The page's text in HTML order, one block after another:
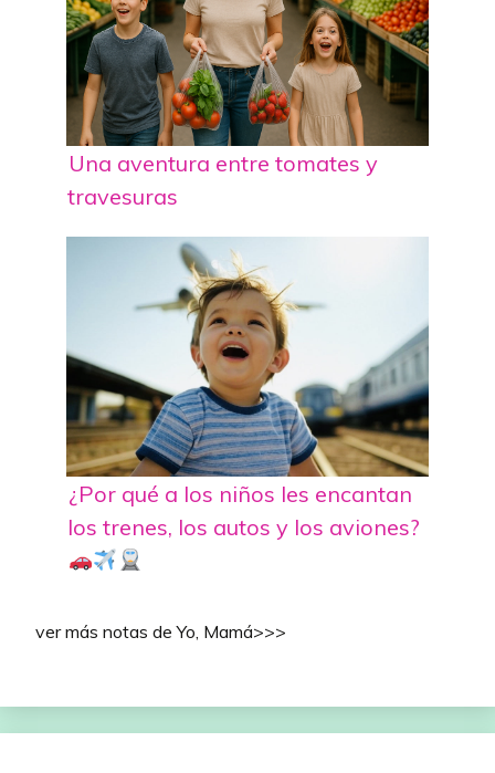
Una aventura entre tomates y
travesuras
¿Por qué a los niños les encantan
los trenes, los autos y los aviones?
ver más notas de Yo, Mamá>>>